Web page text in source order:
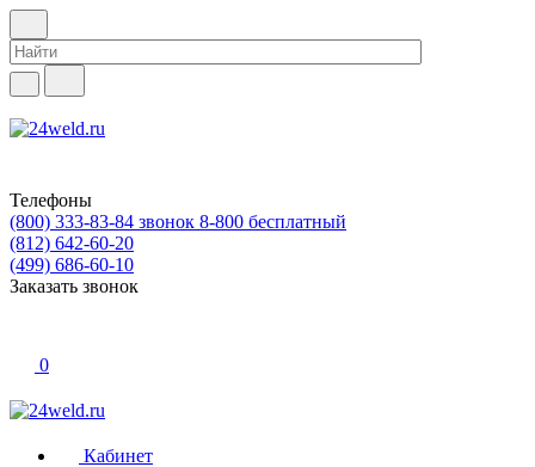
Телефоны
(800) 333-83-84 звонок 8-800 бесплатный
(812) 642-60-20
(499) 686-60-10
Заказать звонок
0
Кабинет